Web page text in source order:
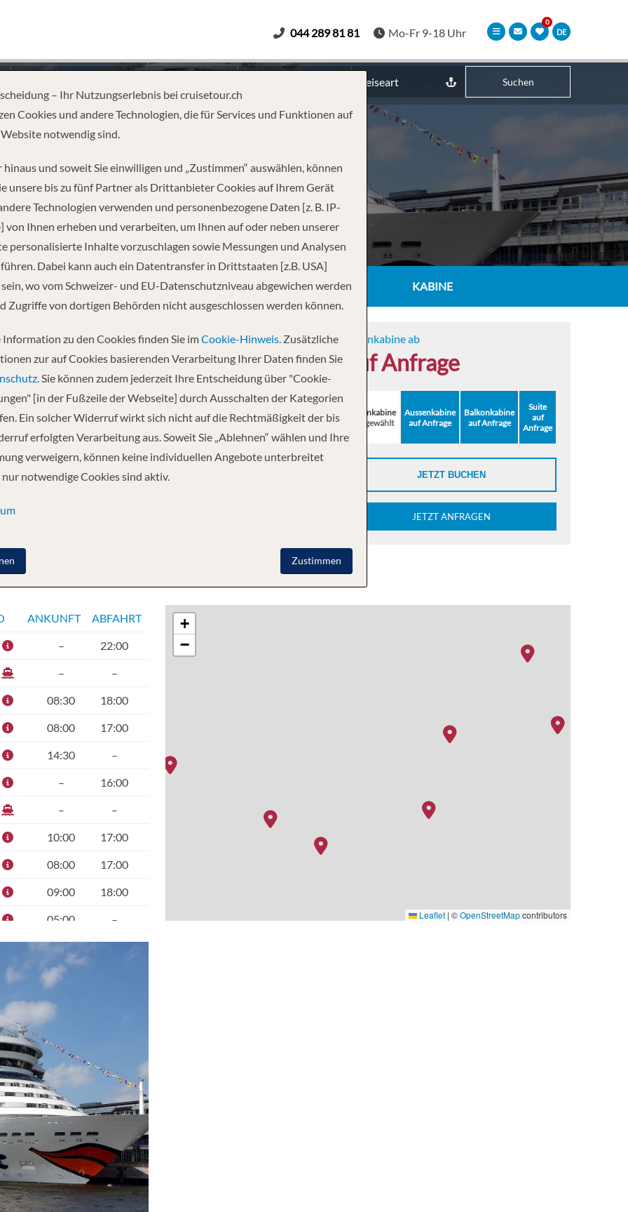
DE
044 289 81 81 Mo-Fr 9-18 Uhr
Reiseart Suchen
MALLORCA
REISEINFORMATIONEN KABINE
20.08.2026
- Cartagena, Spanien - Valencia -
Innenkabine ab
auf Anfrage
Innenkabine
ausgewählt
Aussenkabine
auf Anfrage
Balkonkabine
auf Anfrage
Suite
auf
Anfrage
JETZT BUCHEN
JETZT ANFRAGEN
ANKUNFT ABFAHRT
– 22:00
– –
08:30 18:00
08:00 17:00
14:30 –
– 16:00
– –
10:00 17:00
08:00 17:00
09:00 18:00
05:00 –
+
−
Leaflet | ©OpenStreetMapcontributors
– Ihr Nutzungserlebnis bei cruisetour.ch
Cookies und andere Technologien, die für Services und Funktionen auf
notwendig sind.
und soweit Sie einwilligen und „Zustimmen“ auswählen, können
unsere bis zu fünf Partner als Drittanbieter Cookies auf Ihrem Gerät
Technologien verwenden und personenbezogene Daten [z. B. IP-
von Ihnen erheben und verarbeiten, um Ihnen auf oder neben unserer
personalisierte Inhalte vorzuschlagen sowie Messungen und Analysen
Dabei kann auch ein Datentransfer in Drittstaaten [z.B. USA]
wo vom Schweizer- und EU-Datenschutzniveau abgewichen werden
Zugriffe von dortigen Behörden nicht ausgeschlossen werden können.
zu den Cookies finden Sie imCookie-Hinweis. Zusätzliche
zur auf Cookies basierenden Verarbeitung Ihrer Daten finden Sie
Sie können zudem jederzeit Ihre Entscheidung über "Cookie-
[in der Fußzeile der Webseite] durch Ausschalten der Kategorien
Ein solcher Widerruf wirkt sich nicht auf die Rechtmäßigkeit der bis
erfolgten Verarbeitung aus. Soweit Sie „Ablehnen“ wählen und Ihre
verweigern, können keine individuellen Angebote unterbreitet
notwendige Cookies sind aktiv.
Zustimmen